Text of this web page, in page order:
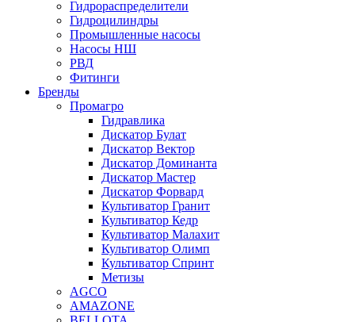
Гидрораспределители
Гидроцилиндры
Промышленные насосы
Насосы НШ
РВД
Фитинги
Бренды
Промагро
Гидравлика
Дискатор Булат
Дискатор Вектор
Дискатор Доминанта
Дискатор Мастер
Дискатор Форвард
Культиватор Гранит
Культиватор Кедр
Культиватор Малахит
Культиватор Олимп
Культиватор Спринт
Метизы
AGCO
AMAZONE